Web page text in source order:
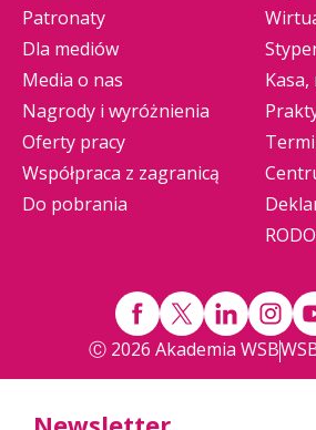
Patronaty
Dla mediów
Media o nas
Nagrody i wyróżnienia
Oferty pracy
Współpraca z zagranicą
Do pobrania
RODO
Ⓒ 2026 Akademia WSB